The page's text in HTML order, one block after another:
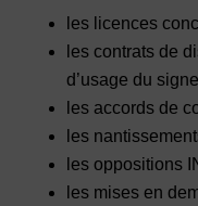
les licences
les contrats de
d’usage du
les accords de
les
les oppositions
les mises en